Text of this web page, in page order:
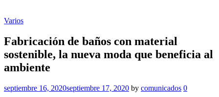
Varios
Fabricación de baños con material
sostenible, la nueva moda que beneficia al
ambiente
septiembre 16, 2020septiembre 17, 2020 by comunicados 0